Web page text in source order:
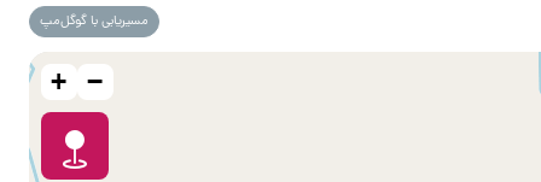
مسیریابی با گوگل‌مپ
+ −